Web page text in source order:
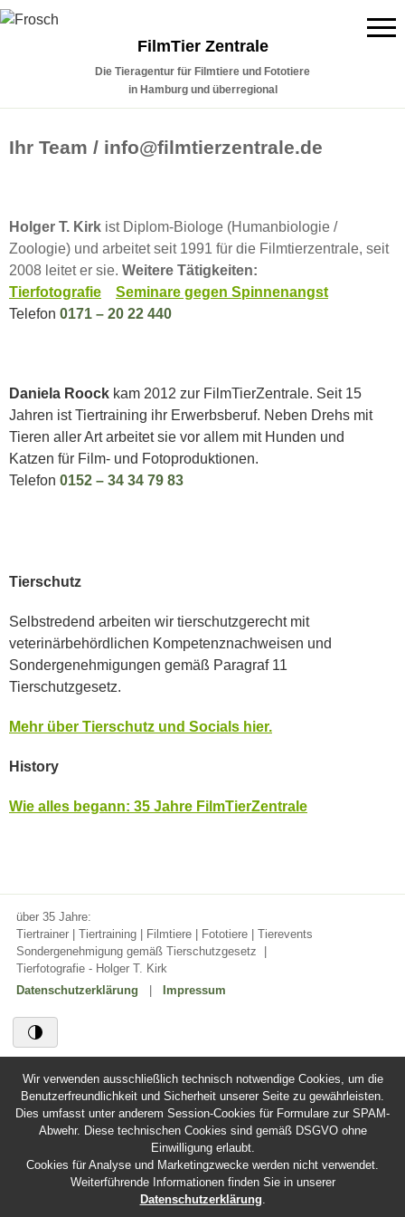
FilmTier Zentrale
Die Tieragentur für Filmtiere und Fototiere
in Hamburg und überregional
Ihr Team / info@filmtierzentrale.de
Holger T. Kirk ist Diplom-Biologe (Humanbiologie /
Zoologie) und arbeitet seit 1991 für die Filmtierzentrale, seit
2008 leitet er sie. Weitere Tätigkeiten:
Tierfotografie
Seminare gegen Spinnenangst
Telefon 0171 – 20 22 440
Daniela Roock kam 2012 zur FilmTierZentrale. Seit 15
Jahren ist Tiertraining ihr Erwerbsberuf. Neben Drehs mit
Tieren aller Art arbeitet sie vor allem mit Hunden und
Katzen für Film- und Fotoproduktionen.
Telefon 0152 – 34 34 79 83
Tierschutz
Selbstredend arbeiten wir tierschutzgerecht mit
veterinärbehördlichen Kompetenznachweisen und
Sondergenehmigungen gemäß Paragraf 11
Tierschutzgesetz.
Mehr über Tierschutz und Socials hier.
History
Wie alles begann: 35 Jahre FilmTierZentrale
über 35 Jahre:
Tiertrainer | Tiertraining | Filmtiere | Fototiere | Tierevents
Sondergenehmigung gemäß Tierschutzgesetz
Tierfotografie - Holger T. Kirk
Datenschutzerklärung
Impressum
Wir verwenden ausschließlich technisch notwendige Cookies, um die
Benutzerfreundlichkeit und Sicherheit unserer Seite zu gewährleisten.
Dies umfasst unter anderem Session-Cookies für Formulare zur SPAM-
Abwehr. Diese technischen Cookies sind gemäß DSGVO ohne
Einwilligung erlaubt.
Cookies für Analyse und Marketingzwecke werden nicht verwendet.
Weiterführende Informationen finden Sie in unserer
Datenschutzerklärung.